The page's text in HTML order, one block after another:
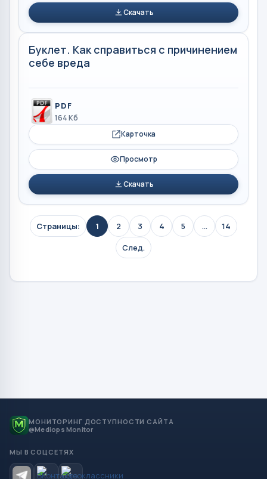
Скачать
Буклет. Как справиться с причинением
себе вреда
PDF
164 Кб
Карточка
Просмотр
Скачать
Страницы: 1 2 3 4 5 ...
14
След.
МОНИТОРИНГ ДОСТУПНОСТИ САЙТА
@Mediops Monitor
МЫ В СОЦСЕТЯХ